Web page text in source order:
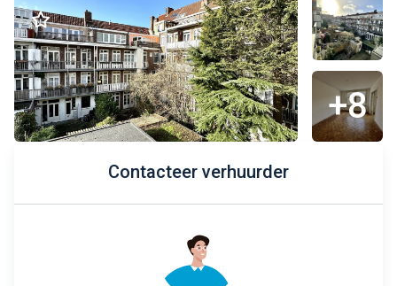
+8
Contacteer verhuurder